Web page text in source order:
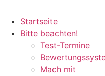
Startseite
Bitte beachten!
Test-Termine
Mach mit